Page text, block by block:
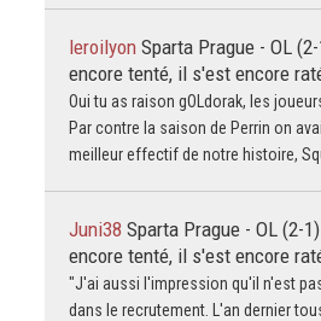
leroilyon Sparta Prague - OL
encore tenté, il s'est encore
Oui tu as raison gOLdorak, les
Par contre la saison de Perrin on
meilleur effectif de notre histoire,
Juni38 Sparta Prague - OL (2-
encore tenté, il s'est encore
"J'ai aussi l'impression qu'il n'est
dans le recrutement. L'an dernier